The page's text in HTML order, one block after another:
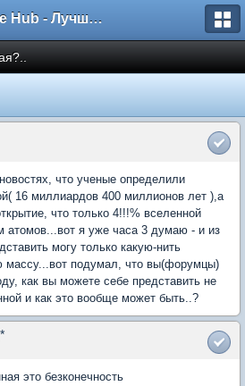
Life Hub - Лучшие компьютерные игры мира
что ученые определили
16 миллиардов 400 миллионов лет ),а
что только 4!!!% вселенной
атомов...вот я уже часа 3 думаю - и из
могу только какую-нить
массу...вот подумал, что вы(форумцы)
как вы можете себе представить не
и как это вообще может быть..?
это безконечность